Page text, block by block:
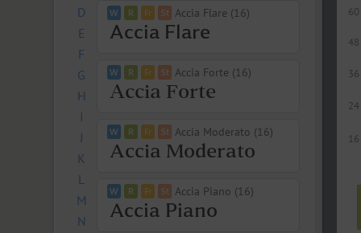
D
E
F
G
H
I
J
K
L
M
N
Accia Flare (16)
Accia Forte (16)
Accia Moderato (16)
Accia Piano (16)